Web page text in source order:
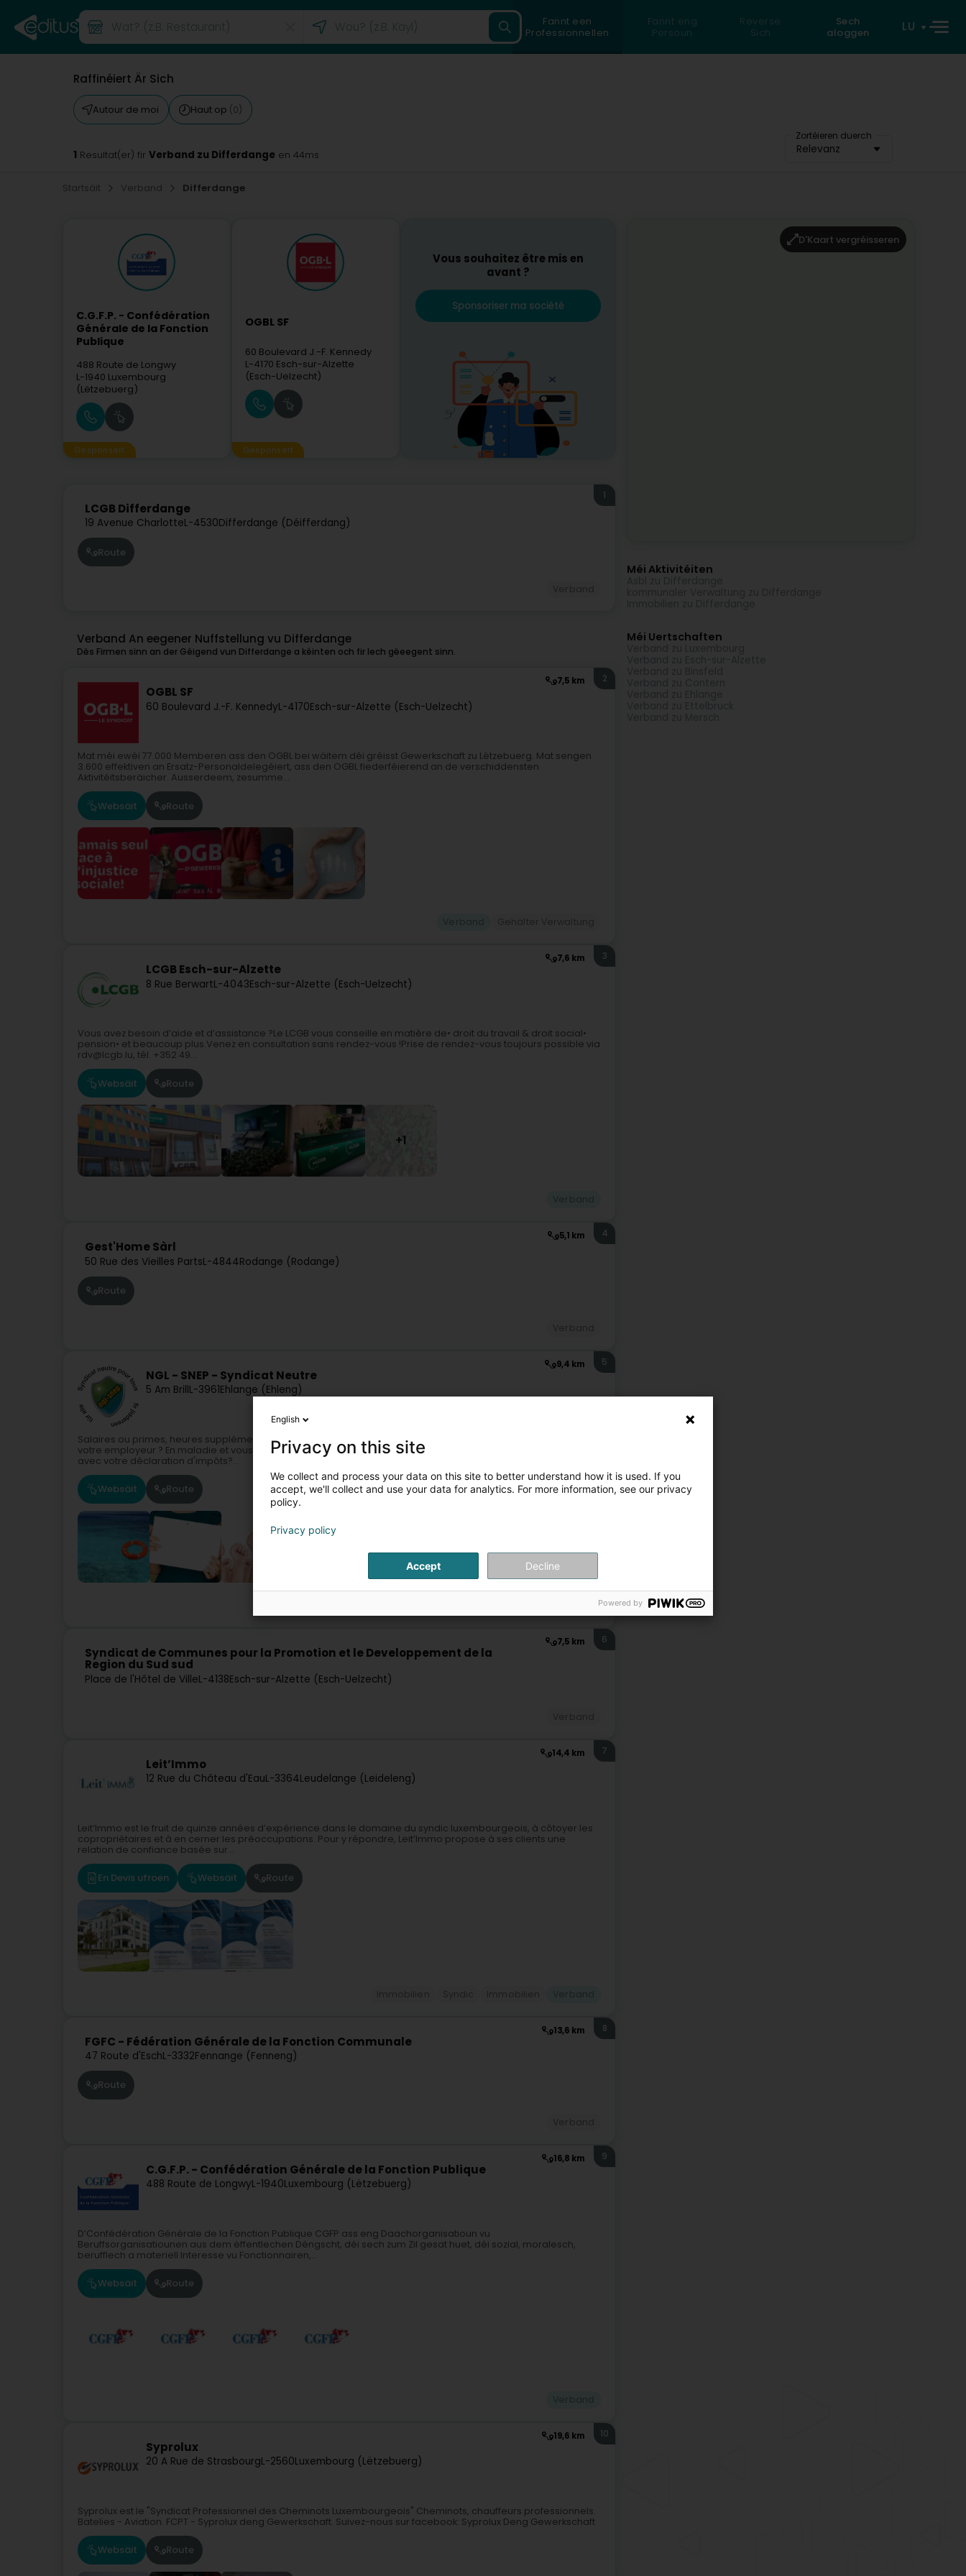
Fannt een
Professionnellen
Fannt eng
Persoun
Reverse
Sich
Sech
aloggen
LU
Raffinéiert Är Sich
Autour de moi Haut op (0)
Zortéieren duerch
Relevanz
1 Resultat(er) fir Verband zu Differdange en 44ms
Startsäit Verband Differdange
C.G.F.P. - Confédération
Générale de la Fonction
Publique
488 Route de Longwy
L-1940 Luxembourg
(Lëtzebuerg)
Gesponsert
OGBL SF
60 Boulevard J.-F. Kennedy
L-4170 Esch-sur-Alzette
(Esch-Uelzecht)
Gesponsert
Vous souhaitez être mis en
avant ?
Sponsoriser ma société
LCGB Differdange
19 Avenue CharlotteL-4530Differdange (Déifferdang)
1
Route
Verband An eegener Nuffstellung vu Differdange
Dës Firmen sinn an der Géigend vun Differdange a kéinten och fir Iech gëeegent sinn.
7,5 km
OGBL SF
60 Boulevard J.-F. KennedyL-4170Esch-sur-Alzette (Esch-Uelzecht)
2
Mat méi ewéi 77.000 Memberen ass den OGBL bei wäitem déi gréisst Gewerkschaft zu Lëtzebuerg. Mat sengen
3.600 effektiven an Ersatz-Personaldelegéiert, ass den OGBL fiederféierend an de verschiddensten
Aktivitéitsberäicher. Ausserdeem, zesumme...
Websäit Route
7,6 km
LCGB Esch-sur-Alzette
8 Rue BerwartL-4043Esch-sur-Alzette (Esch-Uelzecht)
3
Vous avez besoin d’aide et d’assistance ?Le LCGB vous conseille en matière de• droit du travail & droit social•
pension• et beaucoup plus.Venez en consultation sans rendez-vous !Prise de rendez-vous toujours possible via
rdv@lcgb.lu, tél. +352 49...
Websäit Route
+1
5,1 km
Gest'Home Sàrl
50 Rue des Vieilles PartsL-4844Rodange (Rodange)
4
Route
9,4 km
NGL - SNEP - Syndicat Neutre
5 Am BrillL-3961Ehlange (Ehleng)
5
Salaires ou primes, heures supplémentaires, dimanches et fériés non payés ? Problèmes de congés auprès de
votre employeur ? En maladie et vous vous souciez de votre protection contre le licenciement ? Problèmes
avec votre déclaration d'impôts?...
Websäit Route
7,5 km
Syndicat de Communes pour la Promotion et le Developpement de la
Region du Sud sud
Place de l'Hôtel de VilleL-4138Esch-sur-Alzette (Esch-Uelzecht)
6
14,4 km
Leit’Immo
12 Rue du Château d'EauL-3364Leudelange (Leideleng)
7
Leit’Immo est le fruit de quinze années d’expérience dans le domaine du syndic luxembourgeois, à côtoyer les
copropriétaires et à en cerner les préoccupations. Pour y répondre, Leit’Immo propose à ses clients une
relation de confiance basée sur...
En Devis ufroen Websäit Route
13,6 km
FGFC - Fédération Générale de la Fonction Communale
47 Route d'EschL-3332Fennange (Fenneng)
8
Route
16,8 km
C.G.F.P. - Confédération Générale de la Fonction Publique
488 Route de LongwyL-1940Luxembourg (Lëtzebuerg)
9
D’Confédération Générale de la Fonction Publique CGFP ass eng Daachorganisatioun vu
Beruffsorganisatiounen aus dem ëffentlechen Déngscht, déi sech zum Zil gesat huet, déi sozial, moralesch,
berufflech a materiell Interesse vu Fonctionnairen,...
Websäit Route
19,6 km
Syprolux
20 A Rue de StrasbourgL-2560Luxembourg (Lëtzebuerg)
10
Syprolux est le "Syndicat Professionnel des Cheminots Luxembourgeois" Cheminots, chauffeurs professionnels.
Batelies - Aviation. FCPT - Syprolux deng Gewerkschaft. Suivez-nous sur facebook: Syprolux Deng Gewerkschaft
Websäit Route
D'Kaart vergréisseren
Méi Aktivitéiten
Méi Uertschaften
English
Privacy on this site
We collect and process your data on this site to better understand how it is used. If you
accept, we'll collect and use your data for analytics. For more information, see our privacy
policy.
Privacy policy
Accept Decline
Powered by